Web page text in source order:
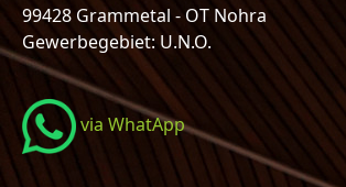
99428 Grammetal - OT Nohra
Gewerbegebiet: U.N.O.
via WhatApp